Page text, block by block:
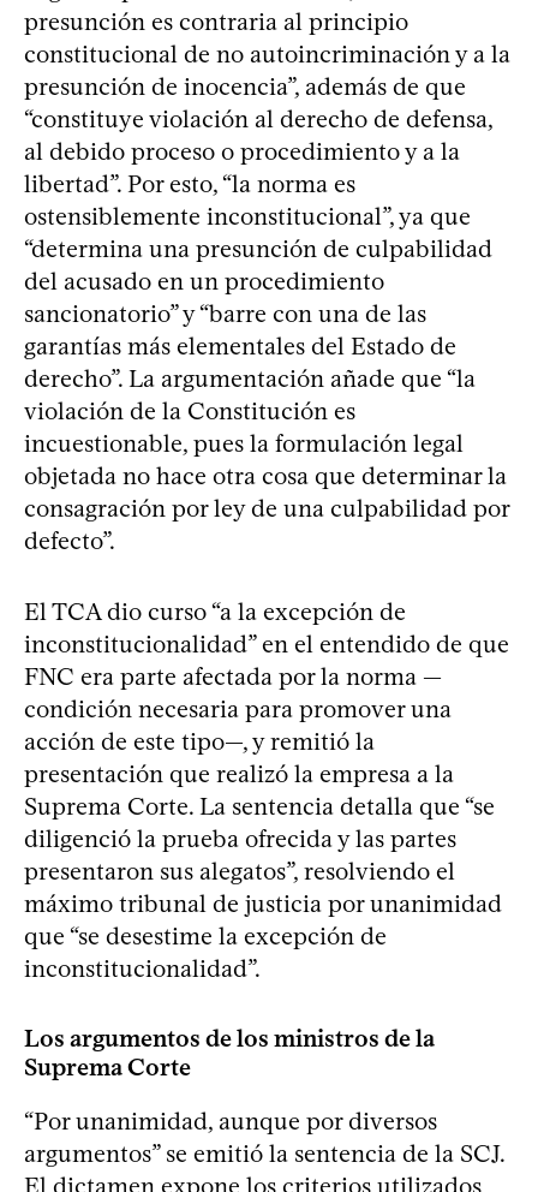
presunción es contraria al principio
constitucional de no autoincriminación y a la
presunción de inocencia”, además de que
“constituye violación al derecho de defensa,
al debido proceso o procedimiento y a la
libertad”. Por esto, “la norma es
ostensiblemente inconstitucional”, ya que
“determina una presunción de culpabilidad
del acusado en un procedimiento
sancionatorio” y “barre con una de las
garantías más elementales del Estado de
derecho”. La argumentación añade que “la
violación de la Constitución es
incuestionable, pues la formulación legal
objetada no hace otra cosa que determinar la
consagración por ley de una culpabilidad por
defecto”.
El TCA dio curso “a la excepción de
inconstitucionalidad” en el entendido de que
FNC era parte afectada por la norma —
condición necesaria para promover una
acción de este tipo—, y remitió la
presentación que realizó la empresa a la
Suprema Corte. La sentencia detalla que “se
diligenció la prueba ofrecida y las partes
presentaron sus alegatos”, resolviendo el
máximo tribunal de justicia por unanimidad
que “se desestime la excepción de
inconstitucionalidad”.
Los argumentos de los ministros de la
Suprema Corte
“Por unanimidad, aunque por diversos
argumentos” se emitió la sentencia de la SCJ.
El dictamen expone los criterios utilizados